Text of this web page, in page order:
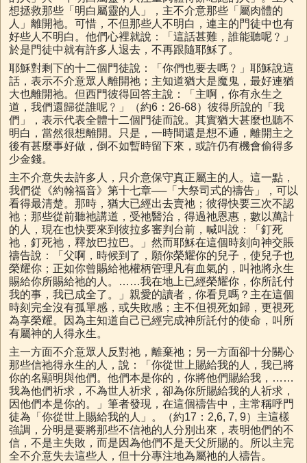
想拯救那些「明白屬靈的人」，主不介意那些「屬肉體的
人」離開祂。可惜，不但那些人不明白，連主的門徒中也有
好些人不明白。他們心裡就說：「這話甚難，誰能聽呢﹖」
於是門徒中就有許多人退去，不再跟隨耶穌了。
耶穌對剩下的十二個門徒說：「你們也要去嗎﹖」耶穌說這
話，表示不介意眾人離開祂；主知道猶大是魔鬼，最好連猶
大也離開祂。但西門彼得回答主說：「主啊，你有永生之
道，我們還歸從誰呢﹖」（約6：26-68）彼得所說的「我
們」，表示代表全體十二個門徒而說。其實猶大甚麼也聽不
明白，當然很想離開。只是，一時間還是想不通，離開主之
後有甚麼事好做，倒不如暫時留下來，或許仍有機會偷得多
少金錢。
主不介意失去許多人，只介意保守真正屬主的人。這一點，
我們從《約翰福音》第十七章──「大祭司式的禱告」，可以
看得最清楚。那時，猶大已經出去賣祂；彼得快要三次不認
祂；那些從前聽祂講道，受祂醫治，得過祂恩惠，數以萬計
的人，現在也快要來到彼拉多審判台前，喊叫說：「釘死
祂，釘死祂，釋放巴拉巴。」然而耶穌在這個時刻向神交賬
禱告說：「父啊，時候到了，願你榮耀你的兒子，使兒子也
榮耀你；正如你曾賜給祂權柄管理凡有血氣的，叫祂將永生
賜給你所賜給祂的人。……我在地上已經榮耀你，你所託付
我的事，我已成全了。」親愛的讀者，你看見嗎？主在這個
時刻完全沒有孤單感，或失敗感；主不但視死如歸，更視死
為享榮耀。因為主知道自己已經完成神所託付的使命，叫所
有屬神的人得永生。
主一方面不介意眾人反對祂，離棄祂；另一方面卻十分關心
那些信祂得永生的人，說：「你從世上賜給我的人，我已將
你的名顯明與他們。他們本是你的，你將他們賜給我，……
我為他們祈求，不為世人祈求，卻為你所賜給我的人祈求，
因他們本是你的。」筆者發現，在這個禱告中，主常稱呼門
徒為「你從世上賜給我的人」。（約17：2,6, 7, 9）主這樣
強調，分明是要將那些不信祂的人分別出來，表明他們的不
信，不是主失敗，而是因為他們不是天父所賜的。所以主完
全不介意失去這些人，但十分專注地為屬祂的人禱告。